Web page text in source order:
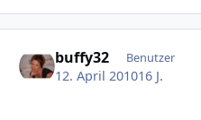
buffy32 Benutzer
12. April 201016 J.